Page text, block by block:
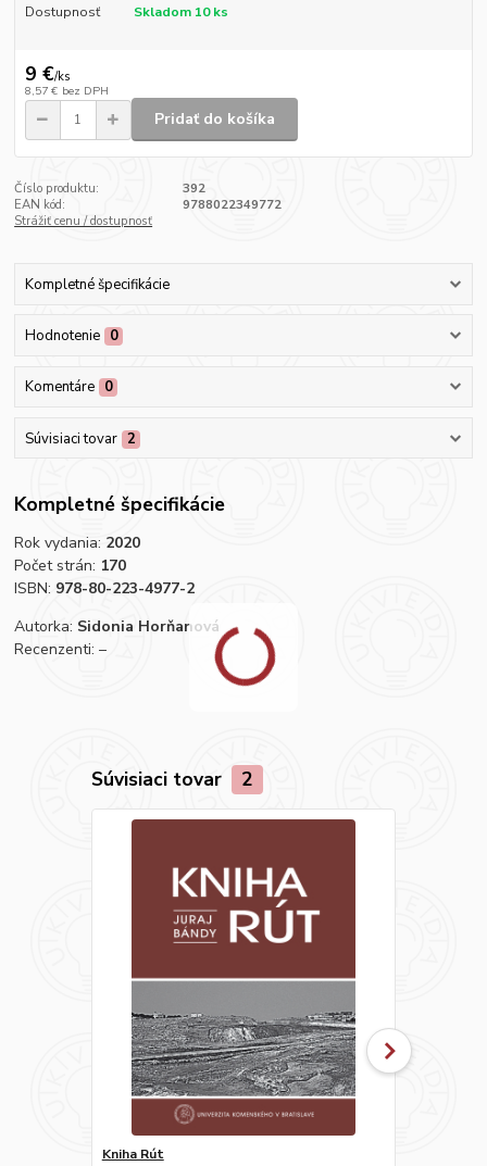
Dostupnosť Skladom 10 ks
9 €/ks
8,57 € bez DPH
Pridať do košíka
Číslo produktu:
392
EAN kód:
9788022349772
Strážiť cenu / dostupnosť
Kompletné špecifikácie
Hodnotenie 0
Komentáre 0
Súvisiaci tovar 2
Kompletné špecifikácie
Rok vydania: 2020
Počet strán: 170
ISBN: 978-80-223-4977-2
Autorka: Sidonia Horňanová
Recenzenti: –
Súvisiaci tovar 2
Kniha Rút